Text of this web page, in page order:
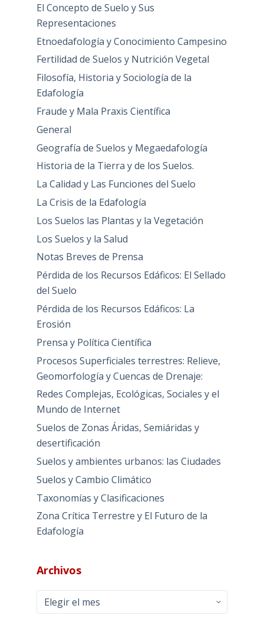
El Concepto de Suelo y Sus
Representaciones
Etnoedafología y Conocimiento Campesino
Fertilidad de Suelos y Nutrición Vegetal
Filosofía, Historia y Sociología de la
Edafología
Fraude y Mala Praxis Científica
General
Geografía de Suelos y Megaedafología
Historia de la Tierra y de los Suelos.
La Calidad y Las Funciones del Suelo
La Crisis de la Edafología
Los Suelos las Plantas y la Vegetación
Los Suelos y la Salud
Notas Breves de Prensa
Pérdida de los Recursos Edáficos: El Sellado
del Suelo
Pérdida de los Recursos Edáficos: La
Erosión
Prensa y Política Científica
Procesos Superficiales terrestres: Relieve,
Geomorfología y Cuencas de Drenaje:
Redes Complejas, Ecológicas, Sociales y el
Mundo de Internet
Suelos de Zonas Áridas, Semiáridas y
desertificación
Suelos y ambientes urbanos: las Ciudades
Suelos y Cambio Climático
Taxonomías y Clasificaciones
Zona Crítica Terrestre y El Futuro de la
Edafología
Archivos
Archivos